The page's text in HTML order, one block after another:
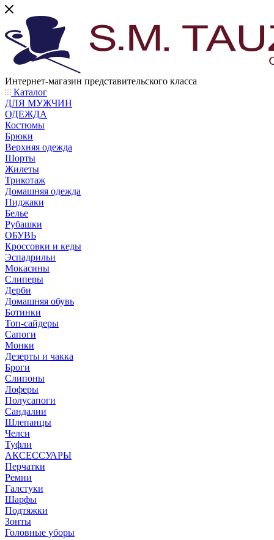
Интернет-магазин представительского класса
Каталог
ДЛЯ МУЖЧИН
ОДЕЖДА
Костюмы
Брюки
Верхняя одежда
Шорты
Жилеты
Трикотаж
Домашняя одежда
Пиджаки
Белье
Рубашки
ОБУВЬ
Кроссовки и кеды
Эспадрильи
Мокасины
Слиперы
Дерби
Домашняя обувь
Ботинки
Топ-сайдеры
Сапоги
Монки
Дезерты и чакка
Броги
Слипоны
Лоферы
Полусапоги
Сандалии
Шлепанцы
Челси
Туфли
АКСЕССУАРЫ
Перчатки
Ремни
Галстуки
Шарфы
Подтяжки
Зонты
Головные уборы